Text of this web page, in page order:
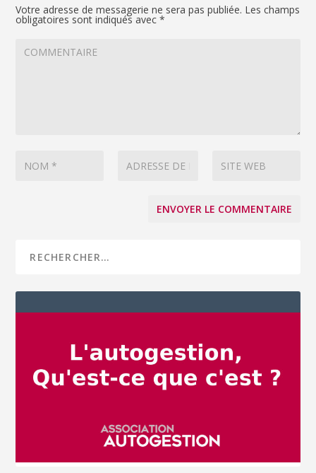
Votre adresse de messagerie ne sera pas publiée. Les champs
obligatoires sont indiqués avec*